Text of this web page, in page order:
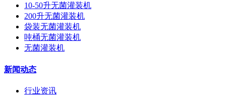
10-50升无菌灌装机
200升无菌灌装机
袋装无菌灌装机
吨桶无菌灌装机
无菌灌装机
新闻动态
行业资讯